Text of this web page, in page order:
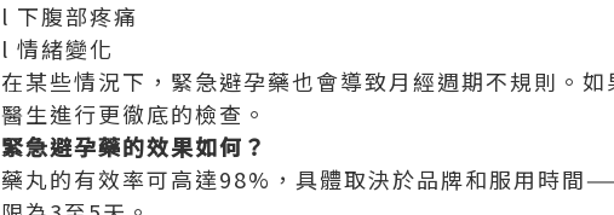
l 下腹部疼痛
l 情緒變化
在某些情況下，緊急避孕藥也會導致月經週期不規則。
醫生進行更徹底的檢查。
緊急避孕藥的效果如何？
藥丸的有效率可高達98%，具體取決於品牌和服用時間